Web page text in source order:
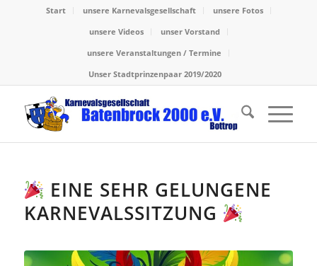
Start unsere Karnevalsgesellschaft
unsere Fotos
unsere Videos
unser Vorstand
unsere Veranstaltungen / Termine
Unser Stadtprinzenpaar 2019/2020
EINE SEHR GELUNGENE
KARNEVALSSITZUNG